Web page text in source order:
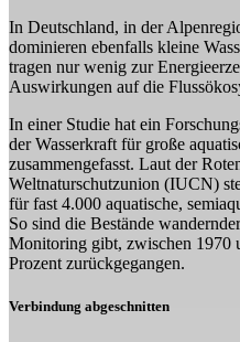
In Deutschland, in der
dominieren ebenfalls kleine
tragen nur wenig zur
Auswirkungen auf die
In einer Studie hat ein
der Wasserkraft für große
zusammengefasst. Laut der
Weltnaturschutzunion (IUCN)
für fast 4.000 aquatische,
So sind die Bestände
Monitoring gibt, zwischen 1970
Prozent zurückgegangen.
Verbindung abgeschnitten